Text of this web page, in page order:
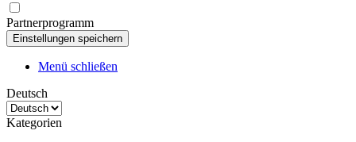
Partnerprogramm
Menü schließen
Deutsch
Kategorien